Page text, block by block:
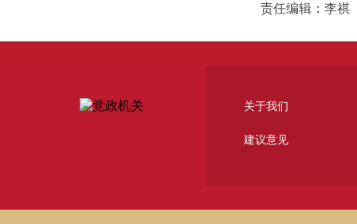
责任编辑：李祺
关于我们
建议意见